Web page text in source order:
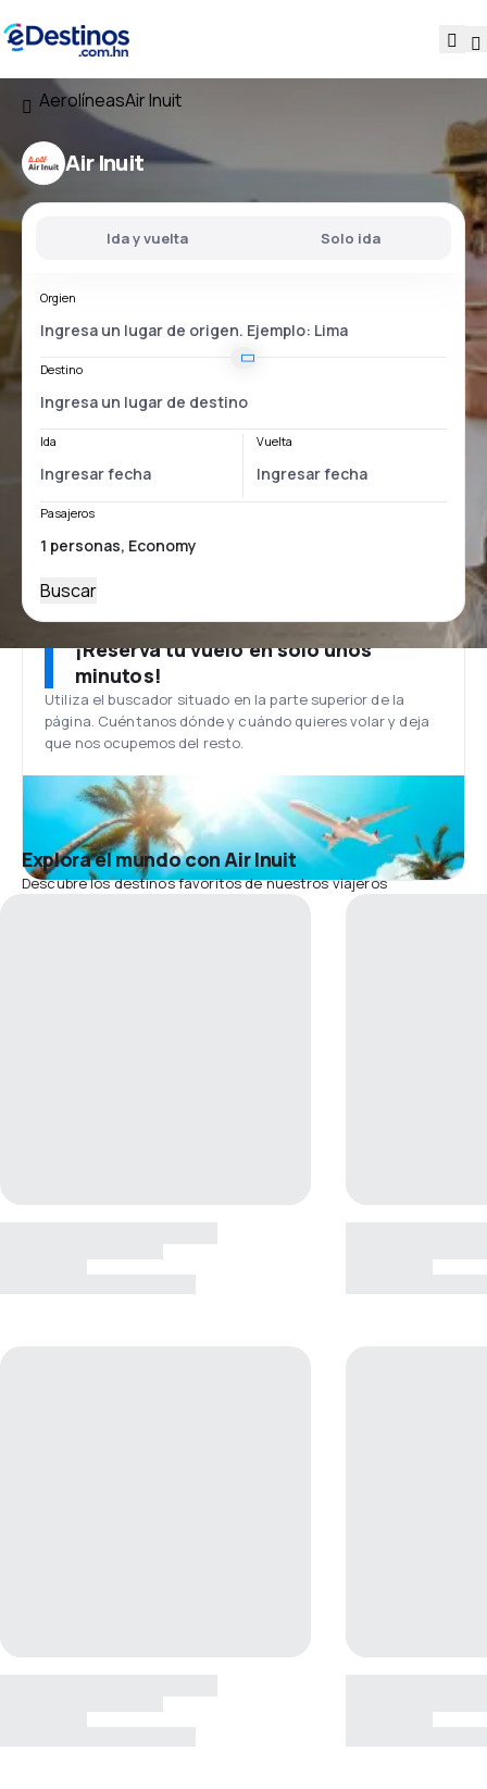
AerolíneasAir Inuit
Air Inuit
Ida y vuelta Solo ida
Orgien
Destino
Ida Vuelta
Pasajeros
Buscar
¡Reserva tu vuelo en solo unos
minutos!
Utiliza el buscador situado en la parte superior de la
página. Cuéntanos dónde y cuándo quieres volar y deja
que nos ocupemos del resto.
Explora el mundo con Air Inuit
Descubre los destinos favoritos de nuestros viajeros